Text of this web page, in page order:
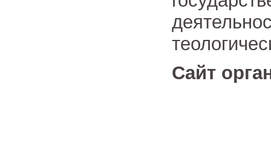
Сайт